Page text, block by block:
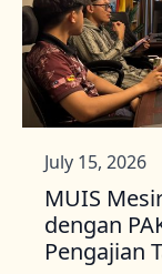
MUIS
dengan
Pengajian
July 15, 2026